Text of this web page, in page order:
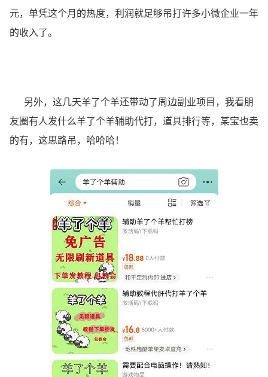
元，单凭这个月的热度，利润就足够吊打许多小微企业一年
的收入了。
另外，这几天羊了个羊还带动了周边副业项目，我看朋
友圈有人发什么羊了个羊辅助代打，道具排行等，某宝也卖
的有，这思路吊，哈哈哈！